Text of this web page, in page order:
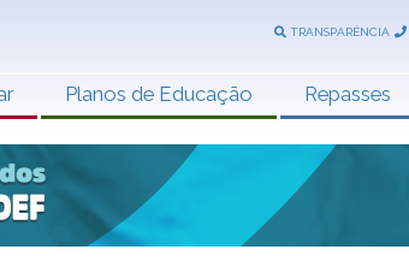
TRANSPARÊNCIA
Planos de Educação Repasses